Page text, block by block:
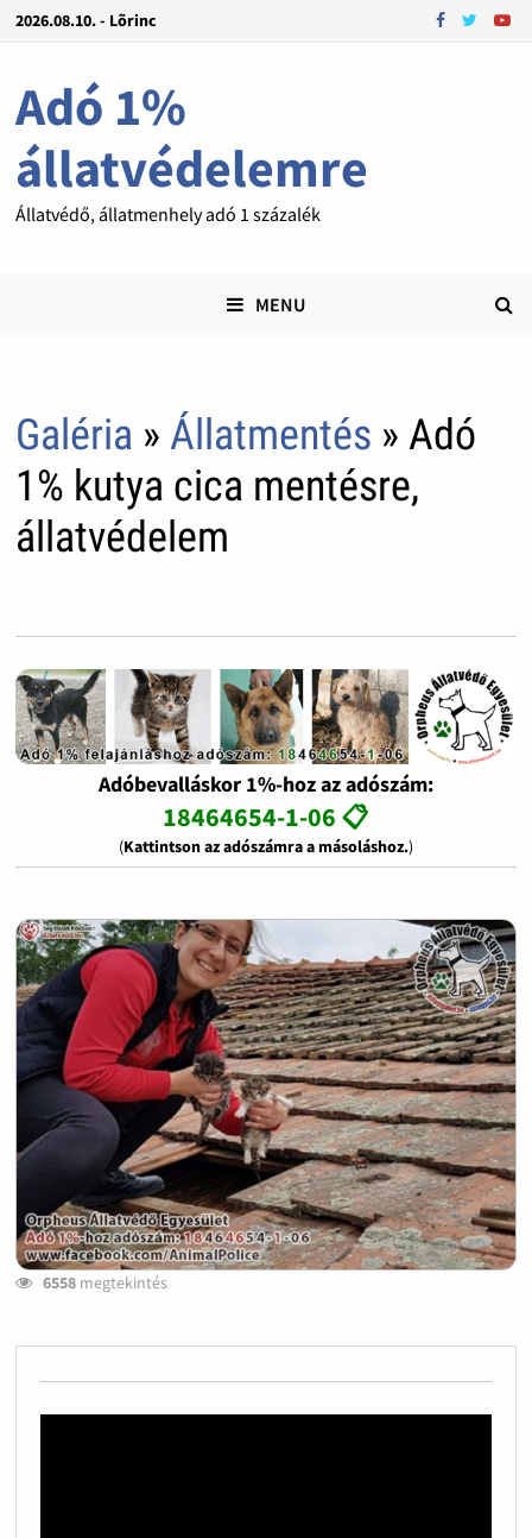
2026.08.10. - Lõrinc
Adó 1%
állatvédelemre
Állatvédő, állatmenhely adó 1 százalék
MENU
Galéria » Állatmentés » Adó
1% kutya cica mentésre,
állatvédelem
Adóbevalláskor 1%-hoz az adószám:
18464654-1-06 📋
(Kattintson az adószámra a másoláshoz.)
6558megtekintés